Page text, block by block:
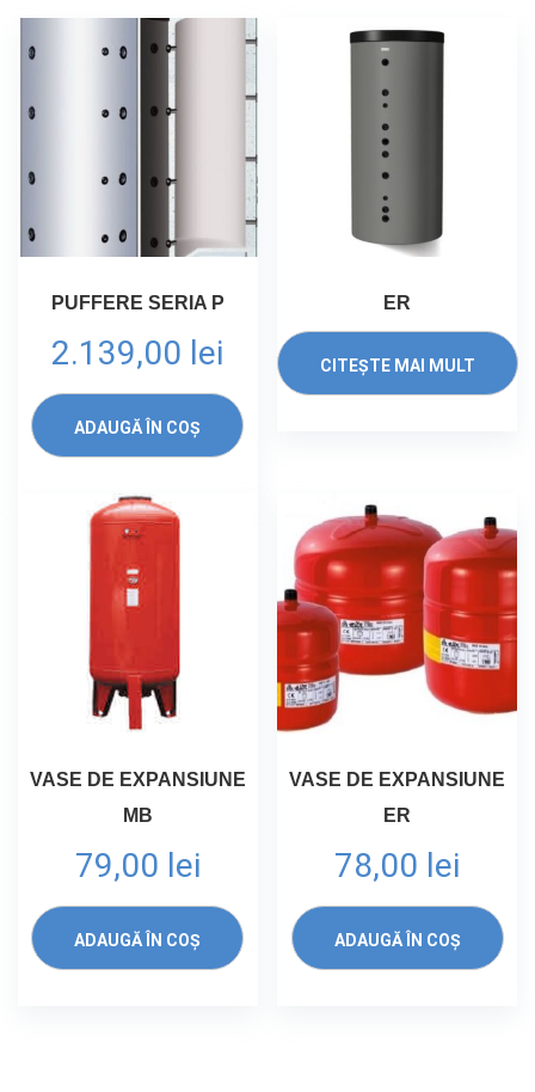
PUFFERE SERIA P
2.139,00 lei
ADAUGĂ ÎN COȘ
ER
CITEȘTE MAI MULT
VASE DE EXPANSIUNE
MB
79,00 lei
ADAUGĂ ÎN COȘ
VASE DE EXPANSIUNE
ER
78,00 lei
ADAUGĂ ÎN COȘ